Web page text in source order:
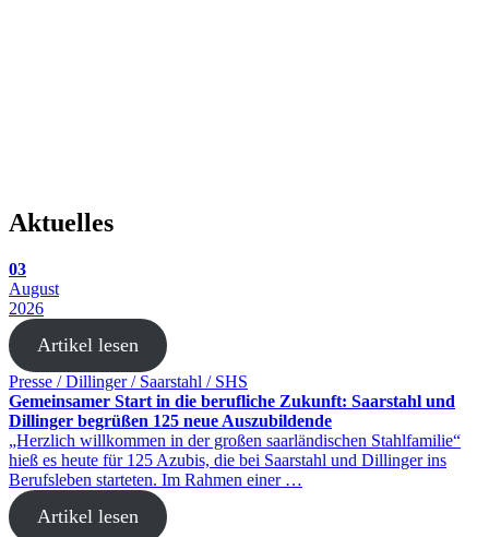
Aktuelles
03
August
2026
Artikel lesen
Presse / Dillinger / Saarstahl / SHS
Gemeinsamer Start in die berufliche Zukunft: Saarstahl und
Dillinger begrüßen 125 neue Auszubildende
„Herzlich willkommen in der großen saarländischen Stahlfamilie“
hieß es heute für 125 Azubis, die bei Saarstahl und Dillinger ins
Berufsleben starteten. Im Rahmen einer …
Artikel lesen